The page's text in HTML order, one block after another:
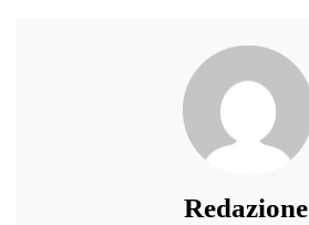
Redazione